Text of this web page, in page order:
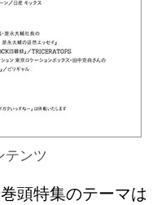
テンツ
頭特集のテーマは